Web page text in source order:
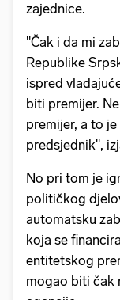
zajednice.
"Čak i da mi
Republike
ispred
biti premijer.
premijer, a to
predsjednik",
No pri tom je
političkog
automatsku
koja se
entitetskog
mogao biti čak